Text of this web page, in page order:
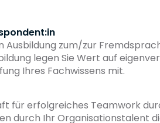
Ausbildung zum/zur
legen Sie Wert auf
Ihres Fachwissens mit.
für erfolgreiches Teamwork
durch Ihr Organisationstalent